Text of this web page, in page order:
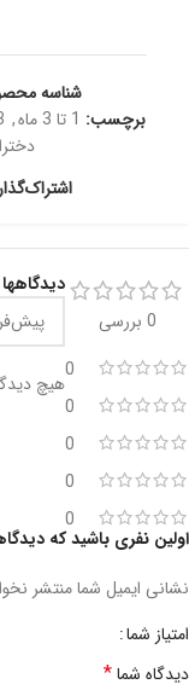
شناسه
برچسب: 1 تا 3 ماه ,
3
0 بررسی
0
0
0
0
0
دیدگاهها
هیچ
اولین نفری باشید که
نشانی ایمیل شما منتشر
امتیاز شما
دیدگاه شما*